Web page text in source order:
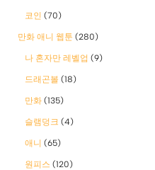
코인 (70)
만화 애니 웹툰 (280)
나 혼자만 레벨업 (9)
드래곤볼 (18)
만화 (135)
슬램덩크 (4)
애니 (65)
원피스 (120)